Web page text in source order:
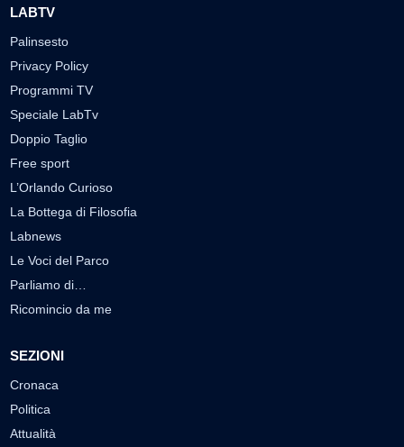
LABTV
Palinsesto
Privacy Policy
Programmi TV
Speciale LabTv
Doppio Taglio
Free sport
L’Orlando Curioso
La Bottega di Filosofia
Labnews
Le Voci del Parco
Parliamo di…
Ricomincio da me
SEZIONI
Cronaca
Politica
Attualità